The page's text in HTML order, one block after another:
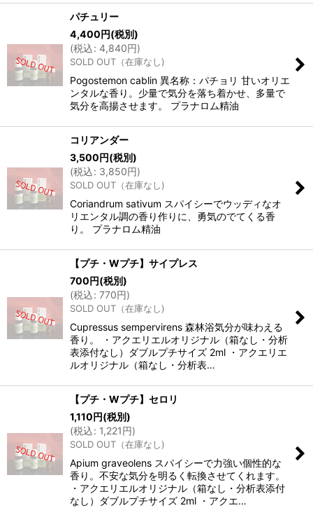
パチュリー
4,400円(税別)
(税込: 4,840円)
SOLD OUT（在庫なし)
Pogostemon cablin 異名称：パチョリ 甘いオリエ
ンタルな香り。少量で気分を落ち着かせ、多量で
気分を高揚させます。 プラナロム精油
コリアンダー
3,500円(税別)
(税込: 3,850円)
SOLD OUT（在庫なし)
Coriandrum sativum スパイシーでウッディなオ
リエンタル調の香り作りに、勇気のでてくる香
り。 プラナロム精油
【プチ・Wプチ】サイプレス
700円(税別)
(税込: 770円)
SOLD OUT（在庫なし)
Cupressus sempervirens 森林浴気分が味わえる
香り。 ・アクエリエルオリジナル（箱なし・分析
表添付なし）ダブルプチサイズ 2ml ・アクエリエ
ルオリジナル（箱なし・分析表…
【プチ・Wプチ】セロリ
1,110円(税別)
(税込: 1,221円)
SOLD OUT（在庫なし)
Apium graveolens スパイシーで力強い個性的な
香り。不安な気分を明るく転換させてくれます。
・アクエリエルオリジナル（箱なし・分析表添付
なし）ダブルプチサイズ 2ml ・アクエ…